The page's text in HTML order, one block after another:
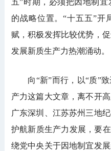
五”时期，必须把因地制
的战略位置。“十五五”开
赋，积极发挥比较优势，
发展新质生产力热潮涌动。
向“新”而行，以“质”致
产力这篇大文章，离不开
广东深圳、江苏苏州三地
护航新质生产力发展，要
绕党中央关于因地制宜发